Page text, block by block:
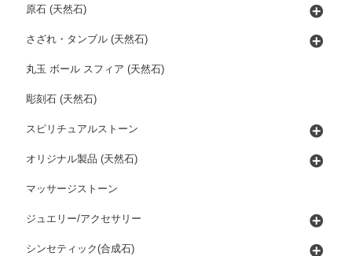
原石 (天然石)
さざれ・タンブル (天然石)
丸玉 ボール スフィア (天然石)
彫刻石 (天然石)
スピリチュアルストーン
オリジナル製品 (天然石)
マッサージストーン
ジュエリー/アクセサリー
シンセティック(合成石)